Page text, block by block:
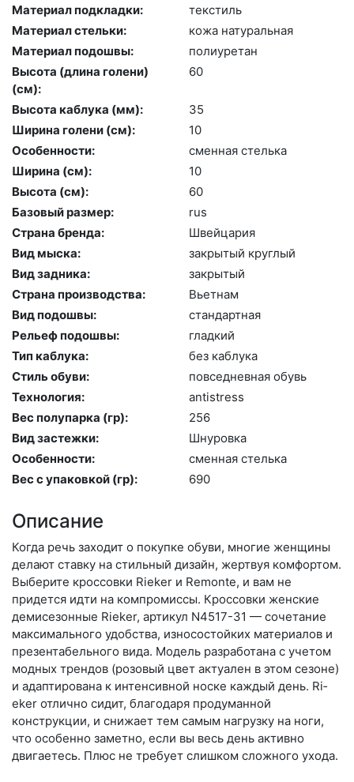
Материал подкладки:
текс­тиль
Материал стельки:
ко­жа на­тураль­ная
Материал подошвы:
по­ли­уре­тан
Высота (длина голени)
(cм):
60
Высота каблука (мм):
35
Ширина голени (см):
10
Особенности:
смен­ная стель­ка
Ширина (см):
10
Высота (cм):
60
Базовый размер:
rus
Страна бренда:
Швей­ца­рия
Вид мыска:
зак­ры­тый круг­лый
Вид задника:
зак­ры­тый
Страна производства:
Вь­ет­нам
Вид подошвы:
стан­дарт­ная
Рельеф подошвы:
глад­кий
Тип каблука:
без каб­лу­ка
Стиль обуви:
пов­седнев­ная обувь
Технология:
an­tist­ress
Вес полупарка (гр):
256
Вид застежки:
Шну­ров­ка
Особенности:
смен­ная стель­ка
Вес с упаковкой (гр):
690
Описание
Когда речь заходит о покупке обуви, многие женщины
делают ставку на стильный дизайн, жертвуя комфортом.
Выберите крос­совки Rieker и Remonte, и вам не
придется идти на компромиссы. Кроссовки женские
демисезонные Rieker, артикул N4517-31 — сочетание
максимального удобства, износостойких материалов и
презентабельного вида. Модель разработана с учетом
модных трендов (ро­зовый цвет актуален в этом сезоне)
и адаптирована к интенсивной носке каждый день. Ri­
eker отлично сидит, благодаря продуманной
конструкции, и снижает тем самым нагрузку на ноги,
что особенно заметно, если вы весь день активно
двигаетесь. Плюс не требует слишком сложного ухода.